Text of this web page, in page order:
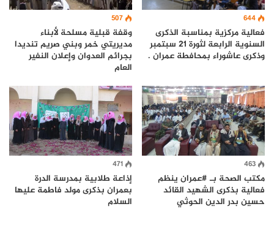
644
فعالية مركزية بمناسبة الذكرى
السنوية الرابعة لثورة 21 سبتمبر
وذكرى عاشوراء بمحافطة عمران .
507
وقفة قبلية مسلحة لأبناء
مديريتي خمر وبني صريم تنديدا
بجرائم العدوان وإعلان النفير
العام
463
مكتب الصحة بـ #عمران ينظم
فعالية بذكرى الشهيد القائد
حسين بدر الدين الحوثي
471
إذاعة طلابية بمدرسة الدرة
بعمران بذكرى مولد فاطمة عليها
السلام